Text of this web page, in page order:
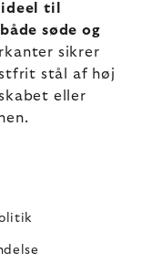
ideel til
søde og
sikrer
stål af høj
eller